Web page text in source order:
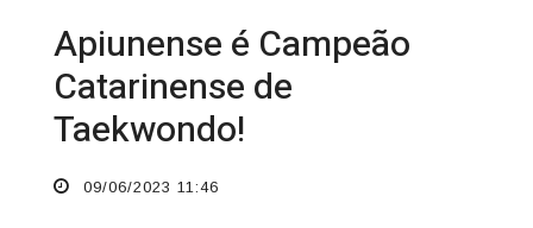
Apiunense é Campeão
Catarinense de
Taekwondo!
09/06/2023 11:46